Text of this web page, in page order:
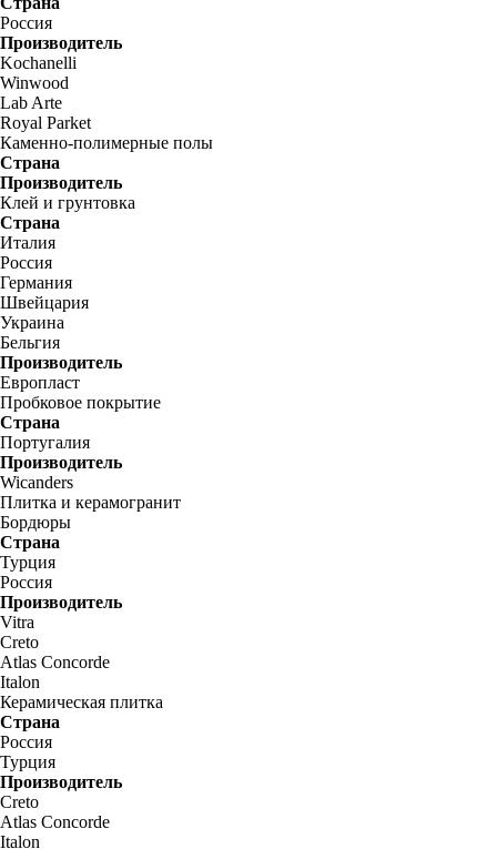
Россия
Производитель
Kochanelli
Winwood
Lab Arte
Royal Parket
Каменно-полимерные полы
Страна
Производитель
Клей и грунтовка
Страна
Италия
Россия
Германия
Швейцария
Украина
Бельгия
Производитель
Европласт
Пробковое покрытие
Страна
Португалия
Производитель
Wicanders
Плитка и керамогранит
Бордюры
Страна
Турция
Россия
Производитель
Vitra
Creto
Atlas Concorde
Italon
Керамическая плитка
Страна
Россия
Турция
Производитель
Creto
Atlas Concorde
Italon